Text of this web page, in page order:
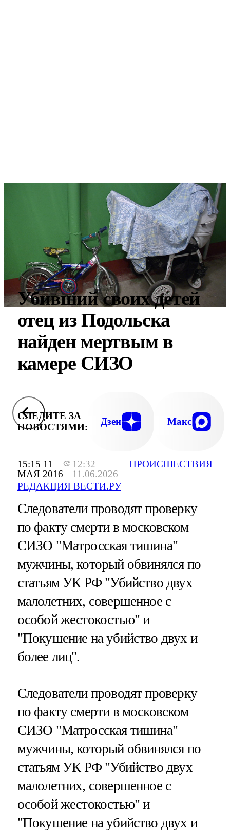
15:15 11
МАЯ 2016
12:32
11.06.2026
РЕДАКЦИЯ ВЕСТИ.РУ
ПРОИСШЕСТВИЯ
Убивший своих детей
отец из Подольска
найден мертвым в
камере СИЗО
СЛЕДИТЕ ЗА
НОВОСТЯМИ:
Дзен Макс
Следователи проводят проверку
по факту смерти в московском
СИЗО "Матросская тишина"
мужчины, который обвинялся по
статьям УК РФ "Убийство двух
малолетних, совершенное с
особой жестокостью" и
"Покушение на убийство двух и
более лиц".
Следователи проводят проверку
по факту смерти в московском
СИЗО "Матросская тишина"
мужчины, который обвинялся по
статьям УК РФ "Убийство двух
малолетних, совершенное с
особой жестокостью" и
"Покушение на убийство двух и